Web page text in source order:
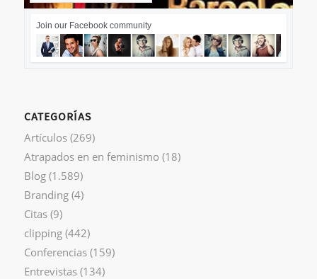
Join our Facebook community
CATEGORÍAS
Artículos(269)
Atrapados en en feminismo (18)
Blog(1.589)
Branding(4)
Citas(9)
clipping(442)
Conferencias(159)
Entrevistas(134)